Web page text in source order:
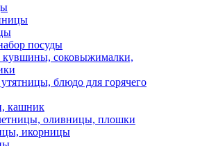
посуды
кувшины, соковыжималки,
блюдо для горячего
кашник
оливницы, плошки
икорницы